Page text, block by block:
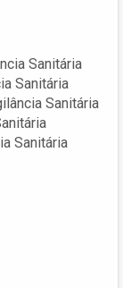
Sanitária
Sanitária
Sanitária
Sanitária